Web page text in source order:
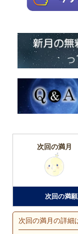
次回の満月
次回の満
次回の満月の詳細